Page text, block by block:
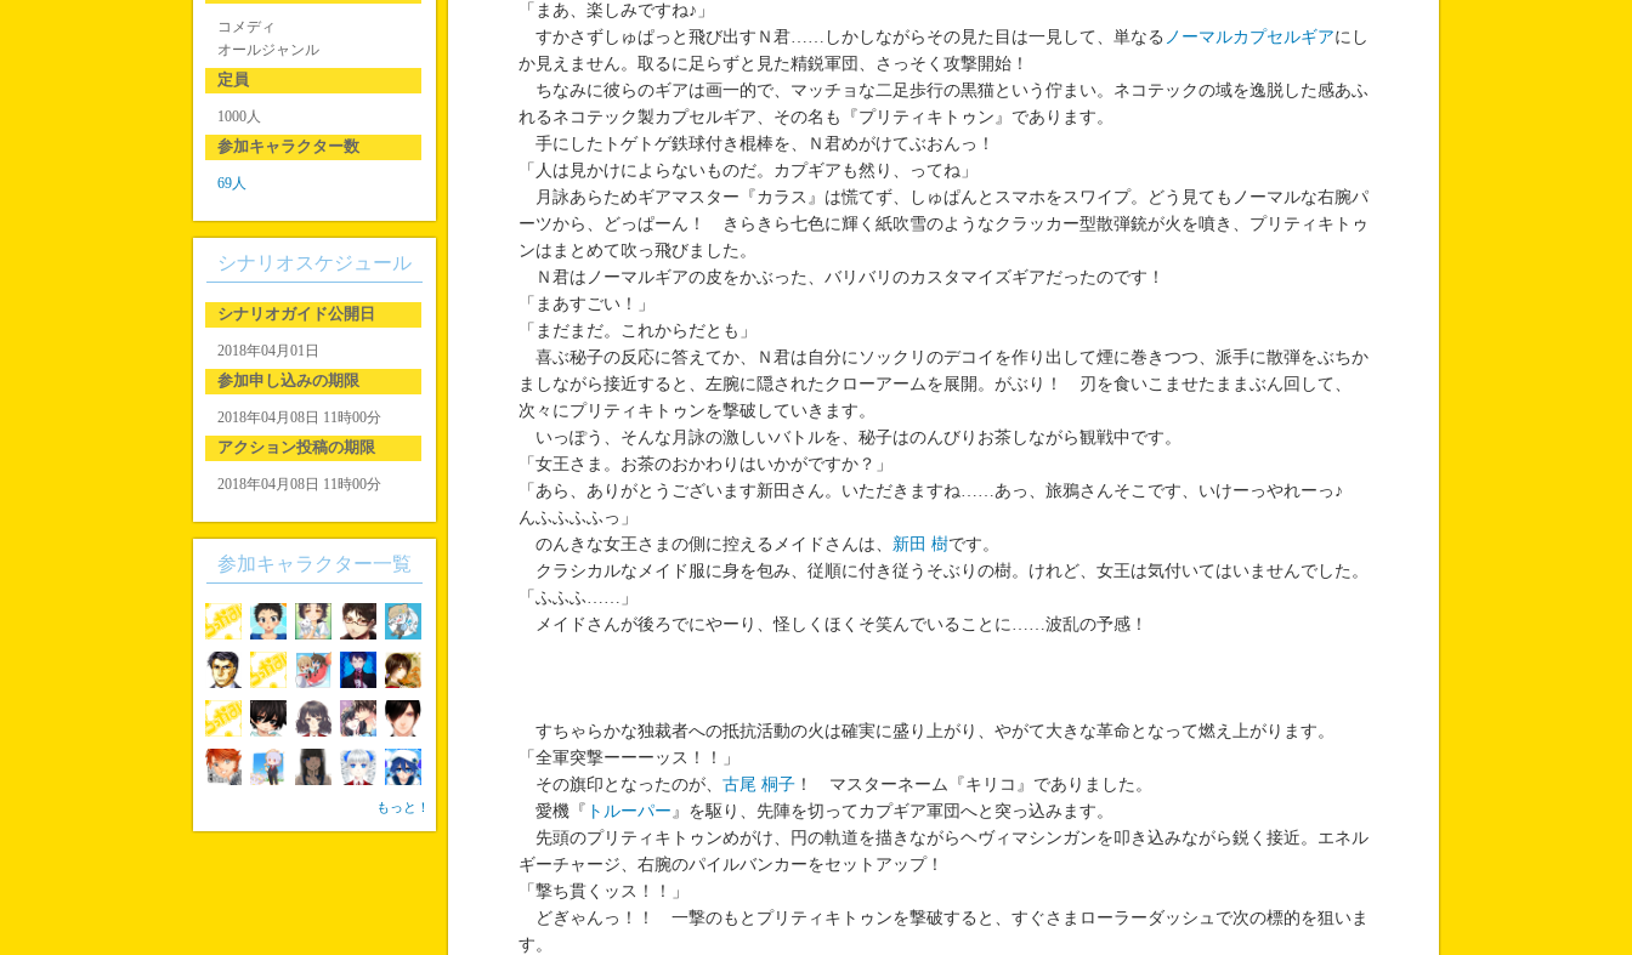
「まあ、楽しみですね♪」
すかさずしゅぱっと飛び出すＮ君……しかしながらその見た目は一見して、単なる ノーマルカプセルギアにし
か見えません。取るに足らずと見た精鋭軍団、さっそく攻撃開始！
ちなみに彼らのギアは画一的で、マッチョな二足歩行の黒猫という佇まい。ネコテックの域を逸脱した感あふ
れるネコテック製カプセルギア、その名も『プリティキトゥン』であります。
手にしたトゲトゲ鉄球付き棍棒を、Ｎ君めがけてぶおんっ！
「人は見かけによらないものだ。カプギアも然り、ってね」
月詠あらためギアマスター『カラス』は慌てず、しゅぱんとスマホをスワイプ。どう見てもノーマルな右腕パ
ーツから、どっぱーん！ きらきら七色に輝く紙吹雪のようなクラッカー型散弾銃が火を噴き、プリティキトゥ
ンはまとめて吹っ飛びました。
Ｎ君はノーマルギアの皮をかぶった、バリバリのカスタマイズギアだったのです！
「まあすごい！」
「まだまだ。これからだとも」
喜ぶ秘子の反応に答えてか、Ｎ君は自分にソックリのデコイを作り出して煙に巻きつつ、派手に散弾をぶちか
ましながら接近すると、左腕に隠されたクローアームを展開。がぶり！ 刃を食いこませたままぶん回して、
次々にプリティキトゥンを撃破していきます。
いっぽう、そんな月詠の激しいバトルを、秘子はのんびりお茶しながら観戦中です。
「女王さま。お茶のおかわりはいかがですか？」
「あら、ありがとうございます新田さん。いただきますね……あっ、旅鴉さんそこです、いけーっやれーっ♪
んふふふふっ」
のんきな女王さまの側に控えるメイドさんは、 新田 樹です。
クラシカルなメイド服に身を包み、従順に付き従うそぶりの樹。けれど、女王は気付いてはいませんでした。
「ふふふ……」
メイドさんが後ろでにやーり、怪しくほくそ笑んでいることに……波乱の予感！
すちゃらかな独裁者への抵抗活動の火は確実に盛り上がり、やがて大きな革命となって燃え上がります。
「全軍突撃ーーーッス！！」
その旗印となったのが、 古尾 桐子 ！ マスターネーム『キリコ』でありました。
愛機『 トルーパー 』を駆り、先陣を切ってカプギア軍団へと突っ込みます。
先頭のプリティキトゥンめがけ、円の軌道を描きながらヘヴィマシンガンを叩き込みながら鋭く接近。エネル
ギーチャージ、右腕のパイルバンカーをセットアップ！
「撃ち貫くッス！！」
どぎゃんっ！！ 一撃のもとプリティキトゥンを撃破すると、すぐさまローラーダッシュで次の標的を狙いま
す。
コメディ
オールジャンル
定員
1000人
参加キャラクター数
69人
シナリオスケジュール
シナリオガイド公開日
2018年04月01日
参加申し込みの期限
2018年04月08日 11時00分
アクション投稿の期限
2018年04月08日 11時00分
参加キャラクター一覧
もっと！